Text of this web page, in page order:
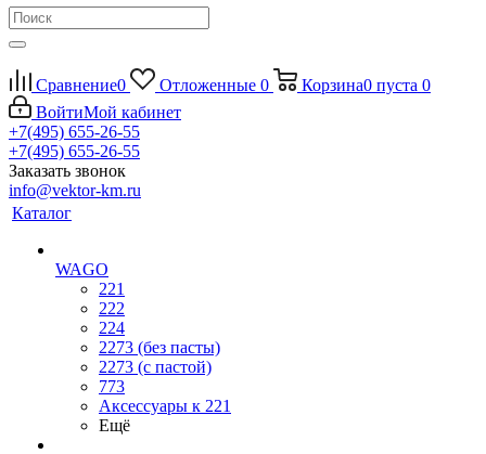
Сравнение0 Отложенные 0 Корзина0 пуста 0
ВойтиМой кабинет
+7(495) 655-26-55
+7(495) 655-26-55
Заказать звонок
info@vektor-km.ru
Каталог
WAGO
221
222
224
2273 (без пасты)
2273 (с пастой)
773
Аксессуары к 221
Ещё